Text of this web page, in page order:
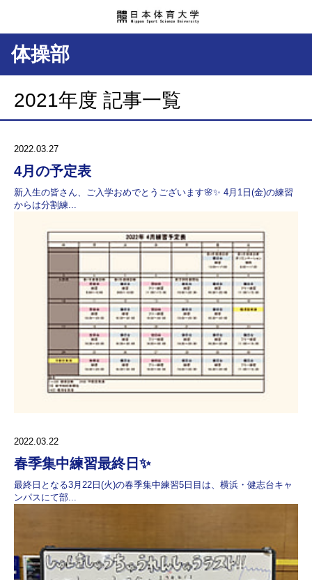
体操部
2021年度 記事一覧
2022.03.27
4月の予定表
新入生の皆さん、ご入学おめでとうございます🌸✨ 4月1日(金)の練習
からは分割練...
2022.03.22
春季集中練習最終日✨
最終日となる3月22日(火)の春季集中練習5日目は、横浜・健志台キャ
ンパスにて部...